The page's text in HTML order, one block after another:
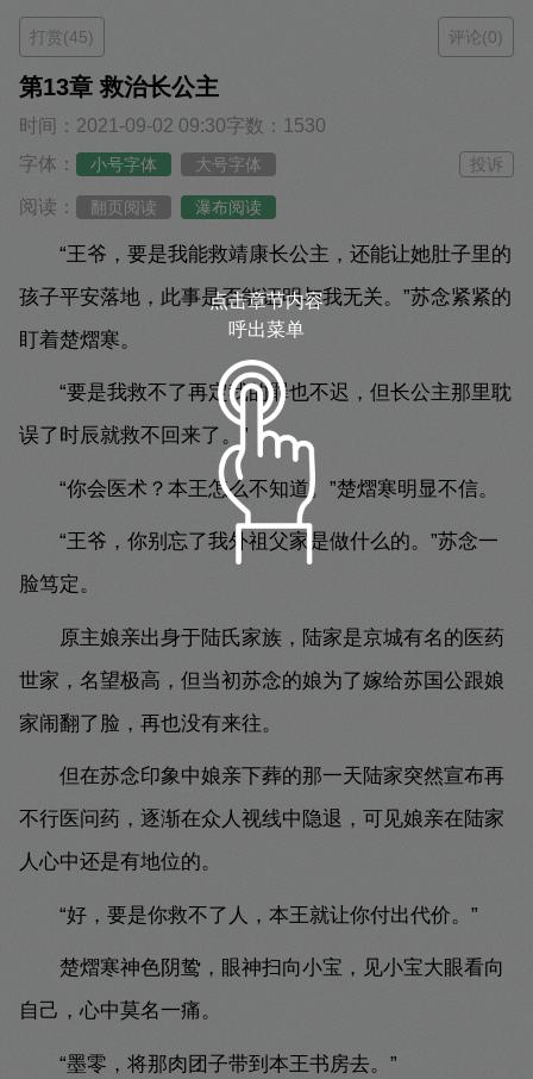
打赏(45) 评论(0)
第13章 救治长公主
时间：2021-09-02 09:30字数：1530
字体：
小号字体 大号字体 投诉
阅读： 翻页阅读 瀑布阅读
“王爷，要是我能救靖康长公主，还能让她肚子里的
孩子平安落地，此事是否能证明与我无关。”苏念紧紧的
盯着楚熠寒。
“要是我救不了再定我的罪也不迟，但长公主那里耽
误了时辰就救不回来了。”
“你会医术？本王怎么不知道。”楚熠寒明显不信。
“王爷，你别忘了我外祖父家是做什么的。”苏念一
脸笃定。
原主娘亲出身于陆氏家族，陆家是京城有名的医药
世家，名望极高，但当初苏念的娘为了嫁给苏国公跟娘
家闹翻了脸，再也没有来往。
但在苏念印象中娘亲下葬的那一天陆家突然宣布再
不行医问药，逐渐在众人视线中隐退，可见娘亲在陆家
人心中还是有地位的。
“好，要是你救不了人，本王就让你付出代价。”
楚熠寒神色阴鸷，眼神扫向小宝，见小宝大眼看向
自己，心中莫名一痛。
“墨零，将那肉团子带到本王书房去。”
点击章节内容
呼出菜单